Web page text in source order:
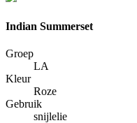
Indian Summerset
Groep
LA
Kleur
Roze
Gebruik
snijlelie